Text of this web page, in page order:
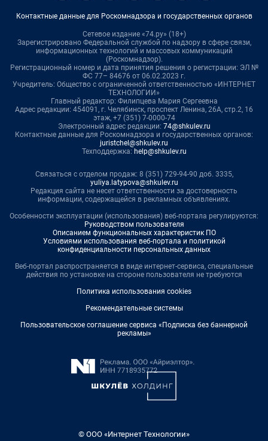
Контактные данные для Роскомнадзора и государственных органов
Сетевое издание «74.ру» (18+)
Зарегистрировано Федеральной службой по надзору в сфере связи,
информационных технологий и массовых коммуникаций
(Роскомнадзор).
Регистрационный номер и дата принятия решения о регистрации: ЭЛ №
ФС 77– 84676 от 06.02.2023 г.
Учредитель: Общество с ограниченной ответственностью «ИНТЕРНЕТ
ТЕХНОЛОГИИ»
Главный редактор: Филипцева Мария Сергеевна
Адрес редакции: 454091, г. Челябинск, проспект Ленина, 26А, стр.2, 16
этаж, +7 (351) 7-0000-74
Электронный адрес редакции: 74@shkulev.ru
Контактные данные для Роскомнадзора и государственных органов:
juristchel@shkulev.ru
Техподдержка: help@shkulev.ru
Связаться с отделом продаж: 8 (351) 729-94-90 доб. 3335,
yuliya.latypova@shkulev.ru
Редакция сайта не несет ответственности за достоверность
информации, содержащейся в рекламных объявлениях.
Особенности эксплуатации (использования) веб-портала регулируются:
Руководством пользователя
Описанием функциональных характеристик ПО
Условиями использования веб-портала и политикой
конфиденциальности персональных данных
Веб-портал распространяется в виде интернет-сервиса, специальные
действия по установке на стороне пользователя не требуются
Политика использования cookies
Рекомендательные системы
Пользовательское соглашение сервиса «Подписка без баннерной
рекламы»
© ООО «Интернет Технологии»